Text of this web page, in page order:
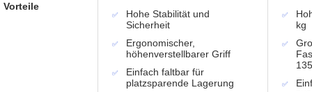
Hohe Stabilität und
Sicherheit
Ergonomischer,
höhenverstellbarer Griff
Einfach faltbar für
platzsparende Lagerung
kg
Vorteile